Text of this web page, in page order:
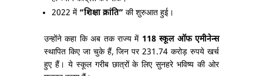
2022 में “शिक्षा क्रांति” की शुरुआत हुई।
उन्होंने कहा कि अब तक राज्य में 118 स्कूल ऑफ एमीनेन्स
स्थापित किए जा चुके हैं, जिन पर 231.74 करोड़ रुपये खर्च
हुए हैं। ये स्कूल गरीब छात्रों के लिए सुनहरे भविष्य की ओर